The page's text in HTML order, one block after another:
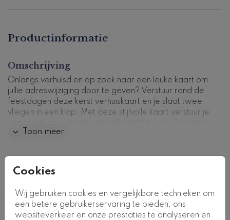
Cookies
Wij gebruiken cookies en vergelijkbare technieken om
een betere gebruikerservaring te bieden, ons
websiteverkeer en onze prestaties te analyseren en
Productinformatie
Omschrijving
Onlangs verhuisd en op zoek naar een leuke kaart om
jullie adreswijziging door te geven? Verstuur rond de
feestdagen deze kerst verhuiskaart en je slaat twee
vliegen in een klap. Met deze stijlvolle kaart verstuur je
is versierd met sterretjes en dennentakjes en de tekst
voor een foto, maar deze kun je ook weglaten.
Kaartcode: FD-VH-0031-1
Toon meer
Collectie
Deze ontwerpen vind je misschien ook